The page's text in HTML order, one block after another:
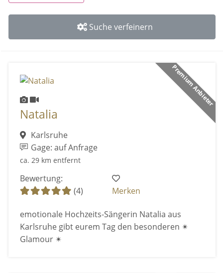
Suche verfeinern
Premium Anbieter
Natalia
Karlsruhe
Gage: auf Anfrage
ca. 29 km entfernt
Bewertung:
(4)
Merken
emotionale Hochzeits-Sängerin Natalia aus
Karlsruhe gibt eurem Tag den besonderen ✴
Glamour ✴